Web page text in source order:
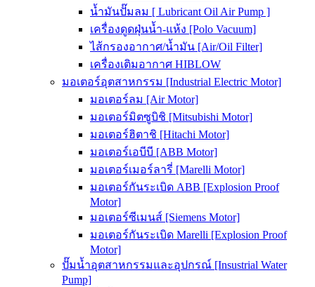
น้ำมันปั๊มลม [ Lubricant Oil Air Pump ]
เครื่องดูดฝุ่นน้ำ-แห้ง [Polo Vacuum]
ไส้กรองอากาศ/น้ำมัน [Air/Oil Filter]
เครื่องเติมอากาศ HIBLOW
มอเตอร์อุตสาหกรรม [Industrial Electric Motor]
มอเตอร์ลม [Air Motor]
มอเตอร์มิตซูบิชิ [Mitsubishi Motor]
มอเตอร์ฮิตาชิ [Hitachi Motor]
มอเตอร์เอบีบี [ABB Motor]
มอเตอร์เมอร์ลารี่ [Marelli Motor]
มอเตอร์กันระเบิด ABB [Explosion Proof
Motor]
มอเตอร์ซีเมนส์ [Siemens Motor]
มอเตอร์กันระเบิด Marelli [Explosion Proof
Motor]
ปั๊มน้ำอุตสาหกรรมและอุปกรณ์ [Insustrial Water
Pump]